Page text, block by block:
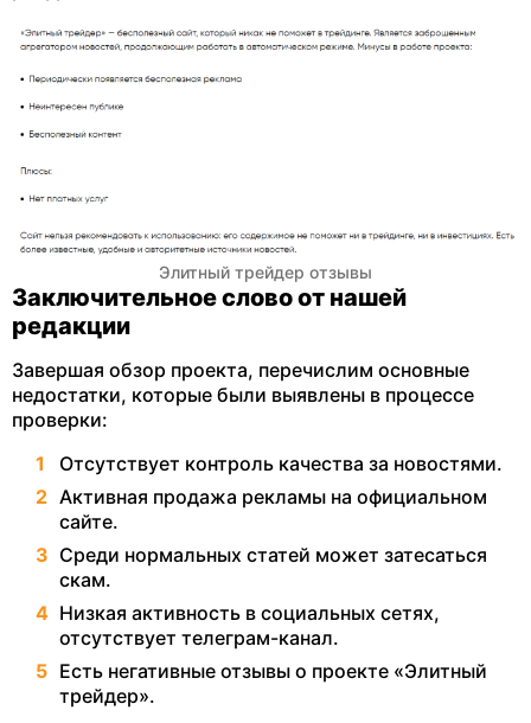
Элитный трейдер отзывы
Заключительное слово от нашей
редакции
Завершая обзор проекта, перечислим основные
недостатки, которые были выявлены в процессе
проверки:
Отсутствует контроль качества за новостями.
Активная продажа рекламы на официальном
сайте.
Среди нормальных статей может затесаться
скам.
Низкая активность в социальных сетях,
отсутствует телеграм-канал.
Есть негативные отзывы о проекте «Элитный
трейдер».